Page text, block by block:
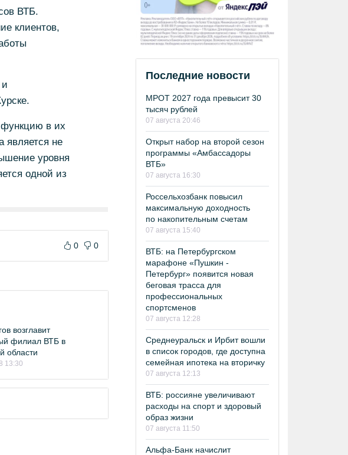
ВТБ.
клиентов,
функцию в их
является не
уровня
одной из
0 0
возглавит
филиал ВТБ в
области
13:30
Последние новости
МРОТ 2027 года превысит 30
тысяч рублей
07 августа 20:46
Открыт набор на второй сезон
программы «Амбассадоры
ВТБ»
07 августа 16:30
Россельхозбанк повысил
максимальную доходность
по накопительным счетам
07 августа 15:40
ВТБ: на Петербургском
марафоне «Пушкин -
Петербург» появится новая
беговая трасса для
профессиональных
спортсменов
07 августа 12:28
Среднеуральск и Ирбит вошли
в список городов, где доступна
семейная ипотека на вторичку
07 августа 12:13
ВТБ: россияне увеличивают
расходы на спорт и здоровый
образ жизни
07 августа 11:50
Альфа-Банк начислит